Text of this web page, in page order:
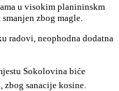
u visokim planininskm
zbog magle.
radovi, neophodna dodatna
Sokolovina biće
sanacije kosine.